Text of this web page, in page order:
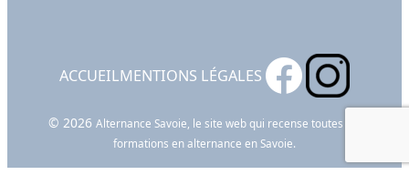
ACCUEILMENTIONS LÉGALES
© 2026 Alternance Savoie, le site web qui recense toutes les
formations en alternance en Savoie.